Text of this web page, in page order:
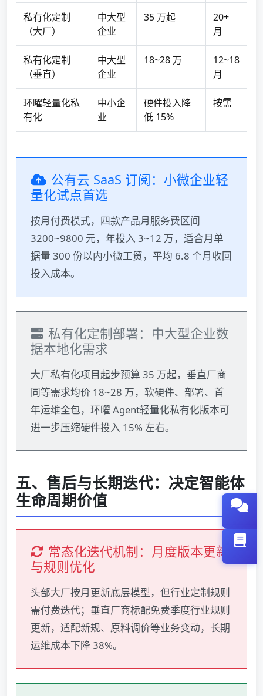
私有化定制
（大厂）
中大型
企业
35 万起
20+
月
私有化定制
（垂直）
中大型
企业
18~28 万
12~18
月
环曜轻量化私
有化
中小企
业
硬件投入降
低 15%
按需
公有云 SaaS 订阅：小微企业轻
量化试点首选
按月付费模式，四款产品月服务费区间
3200~9800 元，年投入 3~12 万，适合月单
据量 300 份以内小微工贸，平均 6.8 个月收回
投入成本。
私有化定制部署：中大型企业数
据本地化需求
大厂私有化项目起步预算 35 万起，垂直厂商
同等需求均价 18~28 万，软硬件、部署、首
年运维全包，环曜 Agent轻量化私有化版本可
进一步压缩硬件投入 15% 左右。
五、售后与长期迭代：决定智能体
生命周期价值
常态化迭代机制：月度版本更新
与规则优化
头部大厂按月更新底层模型，但行业定制规则
需付费迭代；垂直厂商标配免费季度行业规则
更新，适配新规、原料调价等业务变动，长期
运维成本下降 38%。